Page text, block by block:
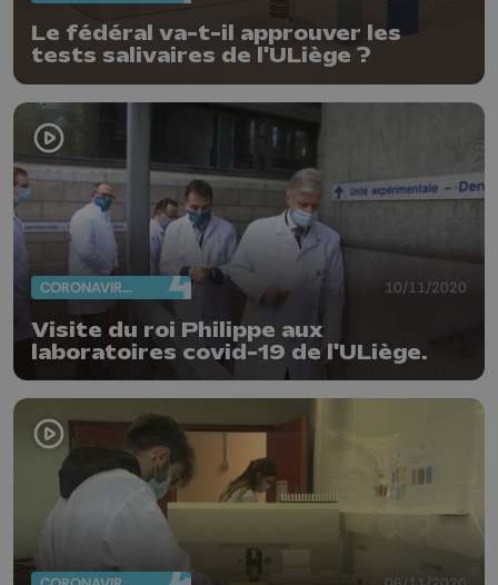
Le fédéral va-t-il approuver les
tests salivaires de l'ULiège ?
CORONAVIRUS 10/11/2020
Visite du roi Philippe aux
laboratoires covid-19 de l'ULiège.